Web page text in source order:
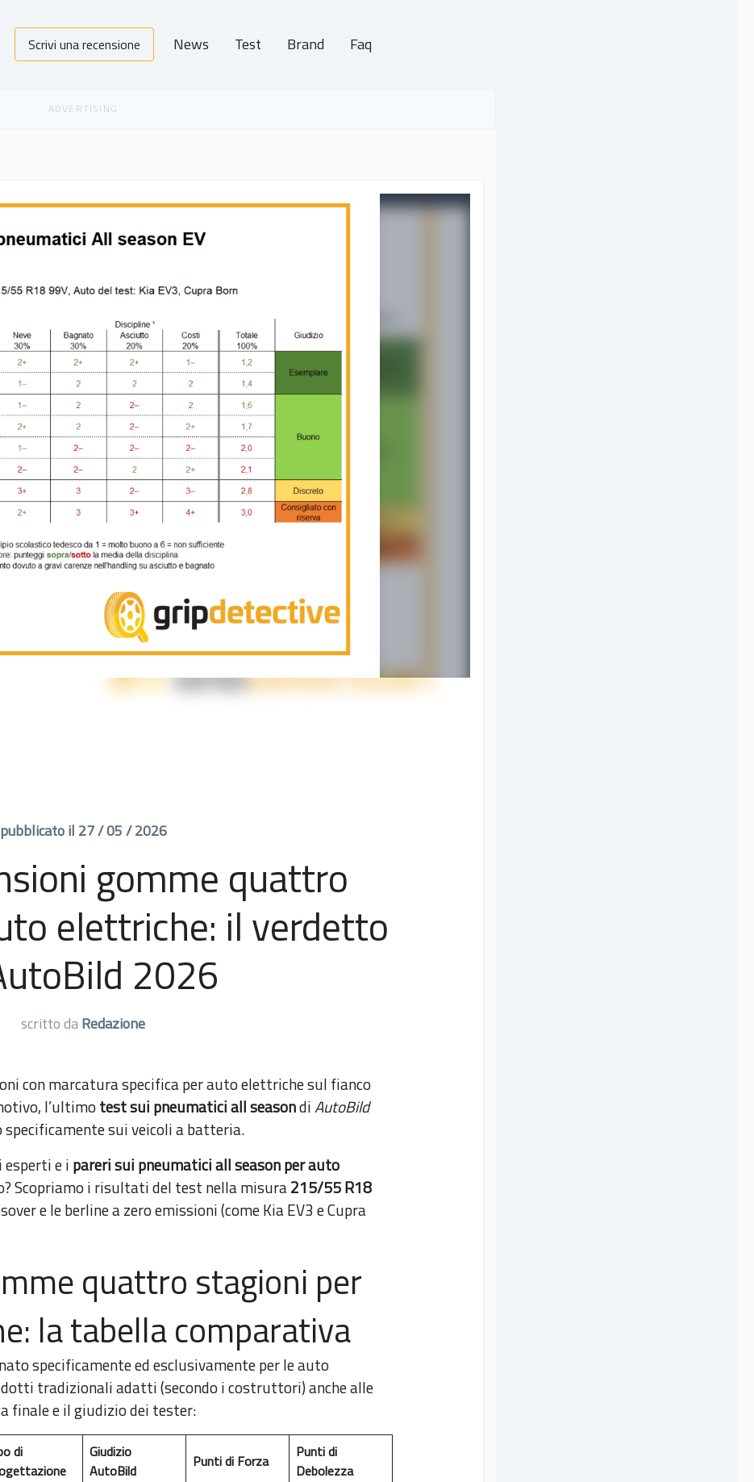
Scrivi una recensione News Test Brand Faq
pubblicato il 27 / 05 / 2026
gomme quattro
elettriche: il verdetto
2026
scritto daRedazione
con marcatura specifica per auto elettriche sul fianco
l’ultimotest sui pneumatici all seasondiAutoBild
sui veicoli a batteria.
esperti e i pareri sui pneumatici all season per auto
Scopriamo i risultati del test nella misura215/55 R18
e le berline a zero emissioni (come Kia EV3 e Cupra
quattro stagioni per
la tabella comparativa
specificamente ed esclusivamente per le auto
tradizionali adatti (secondo i costruttori) anche alle
finale e il giudizio dei tester:
di
Giudizio
AutoBild
Punti di Forza
Punti di
Debolezza